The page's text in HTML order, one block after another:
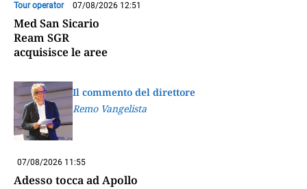
Tour operator 07/08/2026 12:51
Med San Sicario
Ream SGR
acquisisce le aree
Il commento del direttore
Remo Vangelista
07/08/2026 11:55
Adesso tocca ad Apollo